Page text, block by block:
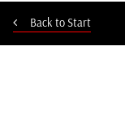
Back to Start